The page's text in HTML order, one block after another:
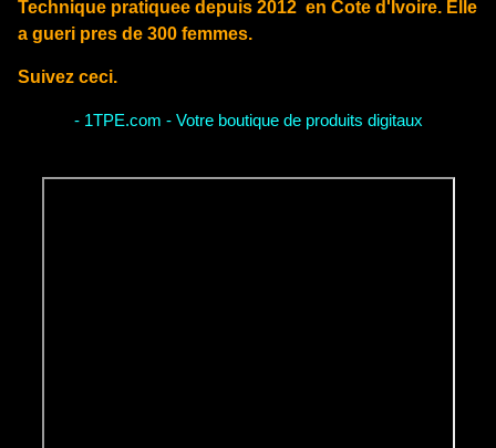
Technique pratiquee depuis 2012 en Cote d'Ivoire. Elle
a gueri pres de 300 femmes.
Suivez ceci.
- 1TPE.com - Votre boutique de produits digitaux